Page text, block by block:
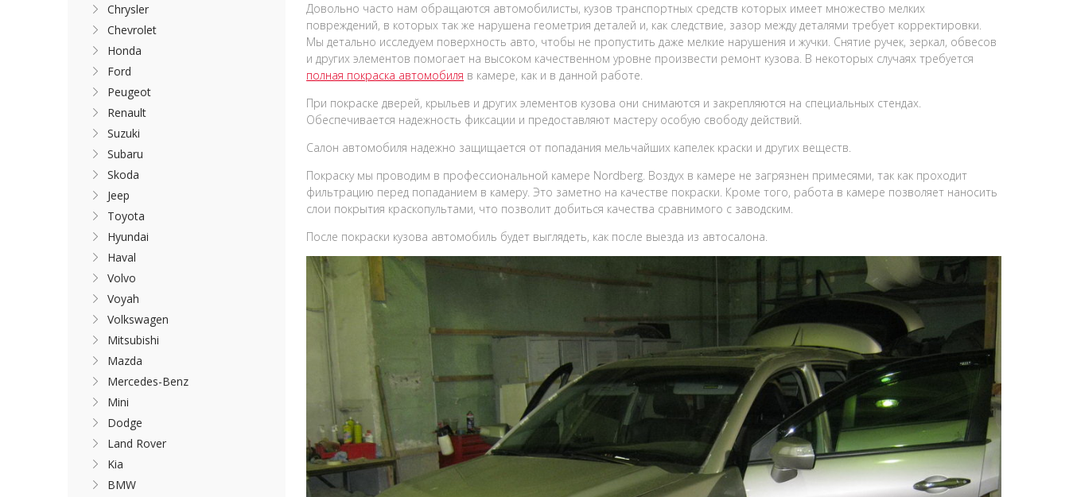
Довольно часто нам обращаются автомобилисты, кузов транспортных средств которых имеет множество мелких
повреждений, в которых так же нарушена геометрия деталей и, как следствие, зазор между деталями требует корректировки.
Мы детально исследуем поверхность авто, чтобы не пропустить даже мелкие нарушения и жучки. Снятие ручек, зеркал, обвесов
и других элементов помогает на высоком качественном уровне произвести ремонт кузова. В некоторых случаях требуется
полная покраска автомобиля в камере, как и в данной работе.
При покраске дверей, крыльев и других элементов кузова они снимаются и закрепляются на специальных стендах.
Обеспечивается надежность фиксации и предоставляют мастеру особую свободу действий.
Салон автомобиля надежно защищается от попадания мельчайших капелек краски и других веществ.
Покраску мы проводим в профессиональной камере Nordberg. Воздух в камере не загрязнен примесями, так как проходит
фильтрацию перед попаданием в камеру. Это заметно на качестве покраски. Кроме того, работа в камере позволяет наносить
слои покрытия краскопультами, что позволит добиться качества сравнимого с заводским.
После покраски кузова автомобиль будет выглядеть, как после выезда из автосалона.
Chrysler
Chevrolet
Honda
Ford
Peugeot
Renault
Suzuki
Subaru
Skoda
Jeep
Toyota
Hyundai
Haval
Volvo
Voyah
Volkswagen
Mitsubishi
Mazda
Mercedes-Benz
Mini
Dodge
Land Rover
Kia
BMW